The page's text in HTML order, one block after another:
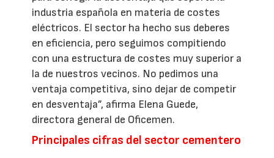
industria española en materia de costes
eléctricos. El sector ha hecho sus deberes
en eficiencia, pero seguimos compitiendo
con una estructura de costes muy superior a
la de nuestros vecinos. No pedimos una
ventaja competitiva, sino dejar de competir
en desventaja”, afirma Elena Guede,
directora general de Oficemen.
Principales cifras del sector cementero